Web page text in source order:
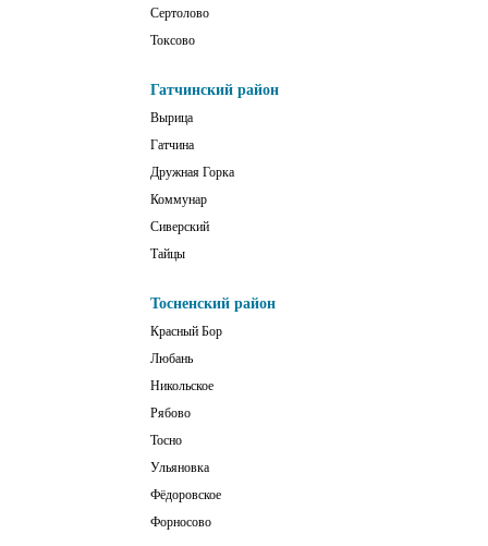
Сертолово
Токсово
Гатчинский район
Вырица
Гатчина
Дружная Горка
Коммунар
Сиверский
Тайцы
Тосненский район
Красный Бор
Любань
Никольское
Рябово
Тосно
Ульяновка
Фёдоровское
Форносово